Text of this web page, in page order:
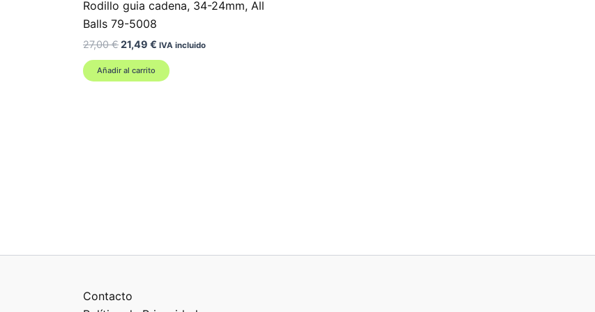
Rodillo guia cadena, 34-24mm, All
Balls 79-5008
27,00€El
original
era:
21,49 € El
actual
es:
IVA incluido
Añadir al carrito
Contacto